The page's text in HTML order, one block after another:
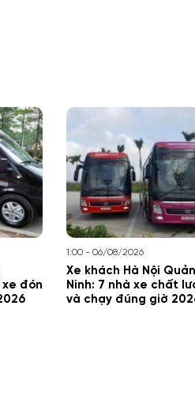
xe đón
1:00 - 06/08/2026
Xe khách Hà Nội
Ninh: 7 nhà xe chất
và chạy đúng giờ